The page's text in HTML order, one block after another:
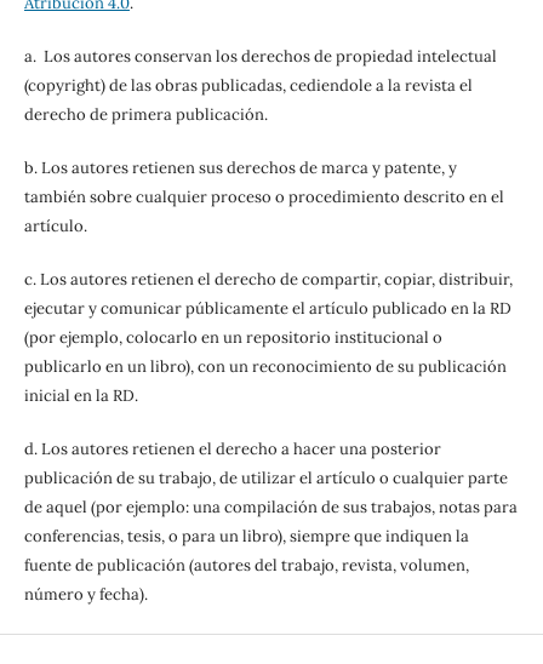
a. Los autores conservan los derechos de propiedad intelectual
(copyright) de las obras publicadas, cediendole a la revista el
derecho de primera publicación.
b. Los autores retienen sus derechos de marca y patente, y
también sobre cualquier proceso o procedimiento descrito en el
artículo.
c. Los autores retienen el derecho de compartir, copiar, distribuir,
ejecutar y comunicar públicamente el artículo publicado en la RD
(por ejemplo, colocarlo en un repositorio institucional o
publicarlo en un libro), con un reconocimiento de su publicación
inicial en la RD.
d. Los autores retienen el derecho a hacer una posterior
publicación de su trabajo, de utilizar el artículo o cualquier parte
de aquel (por ejemplo: una compilación de sus trabajos, notas para
conferencias, tesis, o para un libro), siempre que indiquen la
fuente de publicación (autores del trabajo, revista, volumen,
número y fecha).